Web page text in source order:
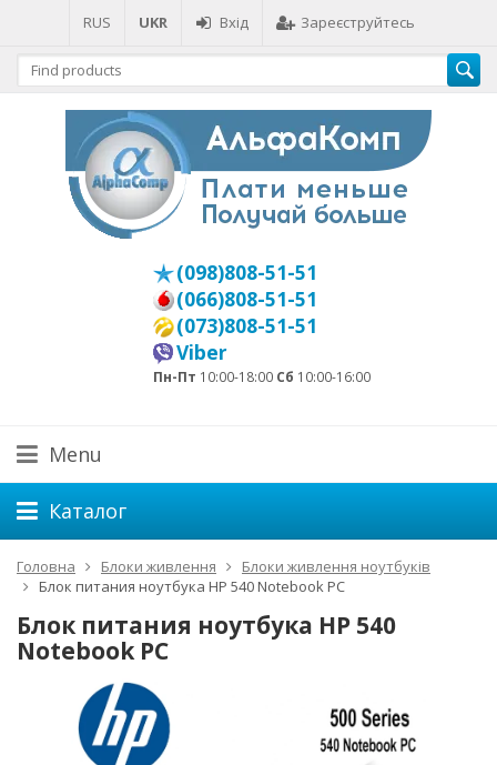
RUS UKR Вхід Зареєструйтесь
(098)808-51-51
(066)808-51-51
(073)808-51-51
Viber
Пн-Пт 10:00-18:00 Сб 10:00-16:00
Menu
Каталог
Головна Блоки живлення
Блоки живлення ноутбуків
Блок питания ноутбука HP 540 Notebook PC
Блок питания ноутбука HP 540
Notebook PC